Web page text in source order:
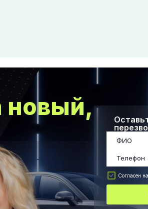
новый,
Согласен